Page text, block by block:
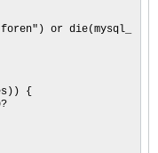
or die(mysql_
{